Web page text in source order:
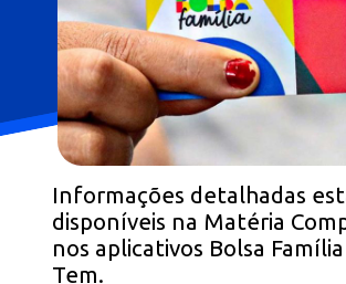
Informações detalhadas
disponíveis na Matéria
nos aplicativos Bolsa Família
Tem.